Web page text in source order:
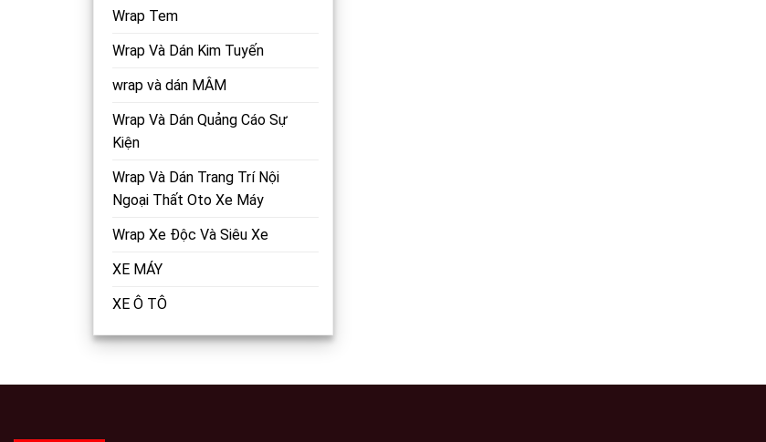
Wrap Tem
Wrap Và Dán Kim Tuyến
wrap và dán MÂM
Wrap Và Dán Quảng Cáo Sự
Kiện
Wrap Và Dán Trang Trí Nội
Ngoại Thất Oto Xe Máy
Wrap Xe Độc Và Siêu Xe
XE MÁY
XE Ô TÔ